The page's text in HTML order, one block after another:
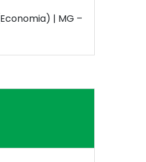
| MG –